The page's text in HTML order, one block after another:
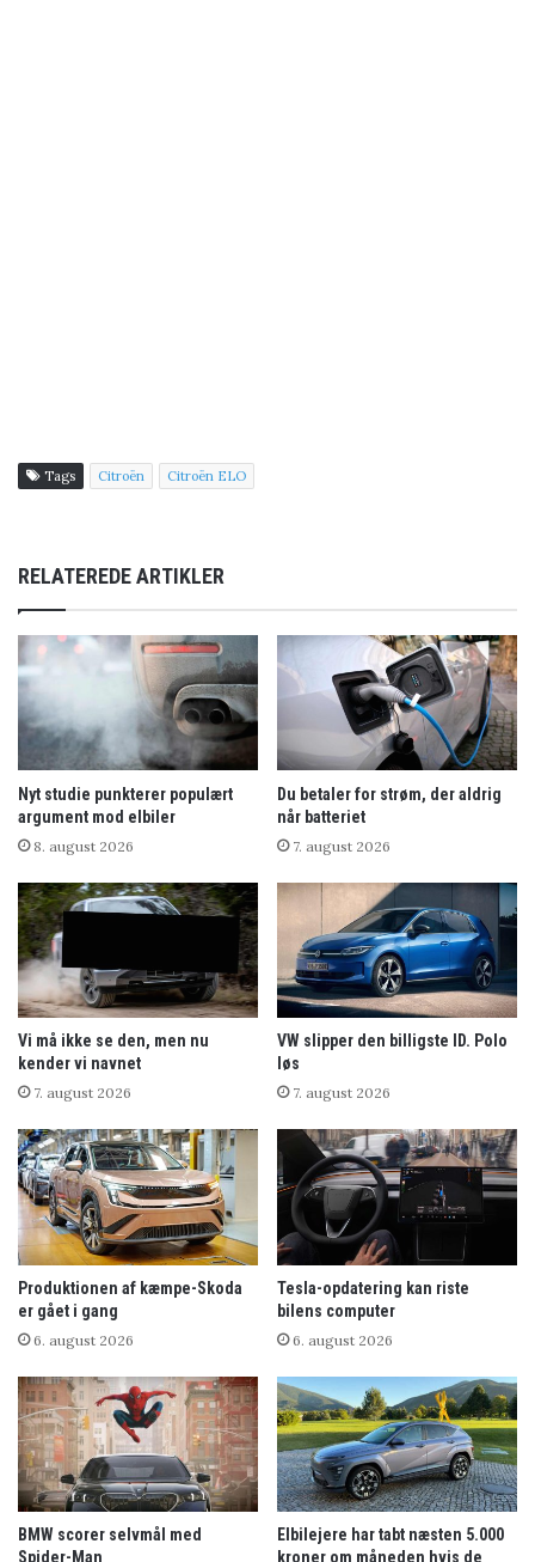
Tags Citroën Citroën ELO
RELATEREDE ARTIKLER
Nyt studie punkterer populært
argument mod elbiler
8. august 2026
Du betaler for strøm, der aldrig
når batteriet
7. august 2026
Vi må ikke se den, men nu
kender vi navnet
7. august 2026
VW slipper den billigste ID. Polo
løs
7. august 2026
Produktionen af kæmpe-Skoda
er gået i gang
6. august 2026
Tesla-opdatering kan riste
bilens computer
6. august 2026
BMW scorer selvmål med
Spider-Man
Elbilejere har tabt næsten 5.000
kroner om måneden hvis de